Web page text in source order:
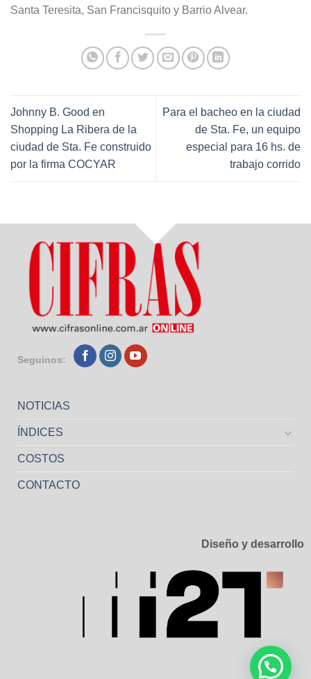
Santa Teresita, San Francisquito y Barrio Alvear.
Johnny B. Good en
Shopping La Ribera de la
ciudad de Sta. Fe construido
por la firma COCYAR
Para el bacheo en la ciudad
de Sta. Fe, un equipo
especial para 16 hs. de
trabajo corrido
Seguinos:
NOTICIAS
ÍNDICES
COSTOS
CONTACTO
Diseño y desarrollo